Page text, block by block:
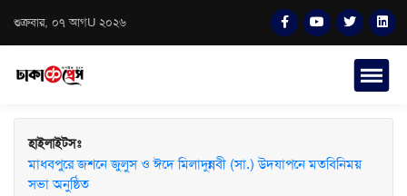
শুক্রবার, ০৭ আগU ২০২৬
হাইলাইটসঃ
মাধবপুরে জশনে জুলুস ও ঈদে মিলাদুন্নবী (সা.) উদযাপনে মতবিনিময়
সভা অনুষ্ঠিত